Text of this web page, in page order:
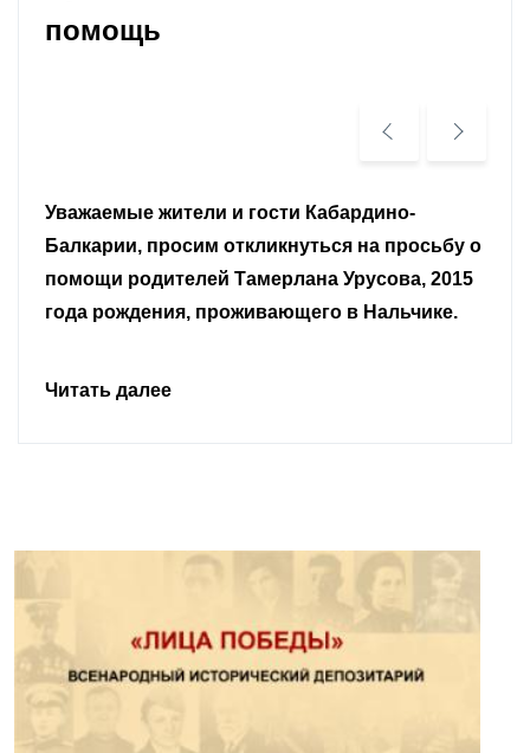
помощь
Уважаемые земляки и все неравнодушные
граждане.
Читать далее